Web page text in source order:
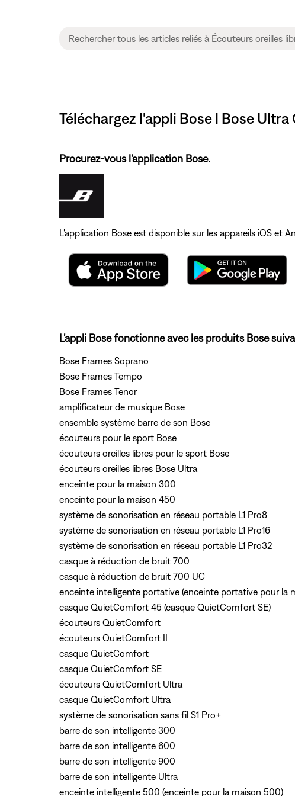
Téléchargez l'appli Bose | Bose Ultra
Procurez-vous l'application Bose.
L'application Bose est disponible sur les appareils iOS et
L'appli Bose fonctionne avec les produits Bose
Bose Frames Soprano
Bose Frames Tempo
Bose Frames Tenor
amplificateur de musique Bose
ensemble système barre de son Bose
écouteurs pour le sport Bose
écouteurs oreilles libres pour le sport Bose
écouteurs oreilles libres Bose Ultra
enceinte pour la maison 300
enceinte pour la maison 450
système de sonorisation en réseau portable L1 Pro8
système de sonorisation en réseau portable L1 Pro16
système de sonorisation en réseau portable L1 Pro32
casque à réduction de bruit 700
casque à réduction de bruit 700 UC
enceinte intelligente portative (enceinte portative pour la
casque QuietComfort 45 (casque QuietComfort SE)
écouteurs QuietComfort
écouteurs QuietComfort II
casque QuietComfort
casque QuietComfort SE
écouteurs QuietComfort Ultra
casque QuietComfort Ultra
système de sonorisation sans fil S1 Pro+
barre de son intelligente 300
barre de son intelligente 600
barre de son intelligente 900
barre de son intelligente Ultra
enceinte intelligente 500 (enceinte pour la maison 500)